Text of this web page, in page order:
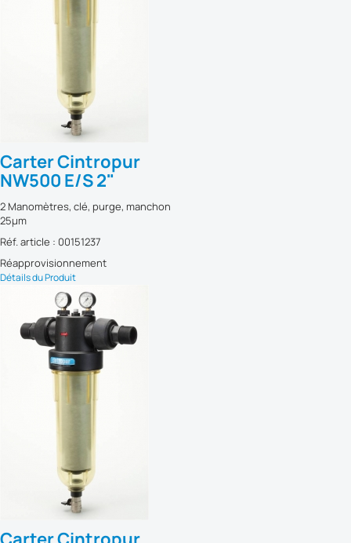
Carter Cintropur
NW500 E/S 2"
2 Manomètres, clé, purge, manchon
25µm
Réf. article : 00151237
Réapprovisionnement
Détails du Produit